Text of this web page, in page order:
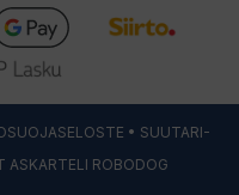
• SUUTARI-
ASKARTELI ROBODOG